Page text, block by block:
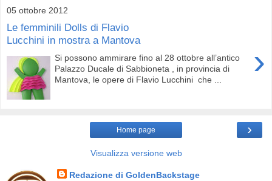
05 ottobre 2012
Le femminili Dolls di Flavio
Lucchini in mostra a Mantova
›
Si possono ammirare fino al 28 ottobre all’antico
Palazzo Ducale di Sabbioneta , in provincia di
Mantova, le opere di Flavio Lucchini che ...
›
Home page
Visualizza versione web
Redazione di GoldenBackstage